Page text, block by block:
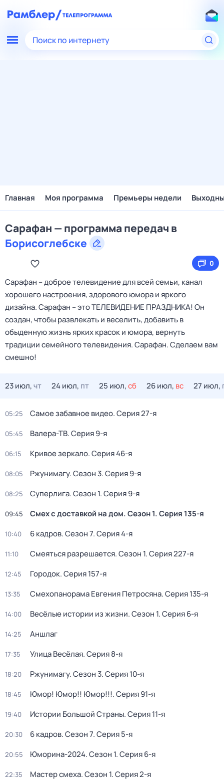
Поиск по интернету
Главная Моя программа Премьеры недели
Сарафан — программа передач в
Борисоглебске
0
Сарафан – доброе телевидение для всей семьи, канал
хорошего настроения, здорового юмора и яркого
дизайна. Сарафан – это ТЕЛЕВИДЕНИЕ ПРАЗДНИКА! Он
создан, чтобы развлекать и веселить, добавить в
обыденную жизнь ярких красок и юмора, вернуть
традиции семейного телевидения. Сарафан. Сделаем вам
смешно!
23 июл,чт 24 июл, пт 25 июл,сб 26 июл, вс 27 июл,
05:25 Самое забавное видео. Серия 27-я
05:45 Валера-ТВ. Серия 9-я
06:15 Кривое зеркало. Серия 46-я
08:05 Ржунимагу. Сезон 3. Серия 9-я
08:25 Суперлига. Сезон 1. Серия 9-я
09:45 Смех с доставкой на дом. Сезон 1. Серия 135-я
10:40 6 кадров. Сезон 7. Серия 4-я
11:10 Смеяться разрешается. Сезон 1. Серия 227-я
12:45 Городок. Серия 157-я
13:35 Смехопанорама Евгения Петросяна. Серия 135-я
14:00 Весёлые истории из жизни. Сезон 1. Серия 6-я
14:25 Аншлаг
17:35 Улица Весёлая. Серия 8-я
18:20 Ржунимагу. Сезон 3. Серия 10-я
18:45 Юмор! Юмор!! Юмор!!!. Серия 91-я
19:40 Истории Большой Страны. Серия 11-я
20:30 6 кадров. Сезон 7. Серия 5-я
20:55 Юморина-2024. Сезон 1. Серия 6-я
22:35 Мастер смеха. Сезон 1. Серия 2-я